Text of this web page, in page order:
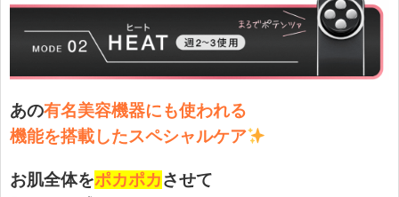
あの有名美容機器にも使われる
機能を搭載したスペシャルケア
お肌全体をポカポカさせて